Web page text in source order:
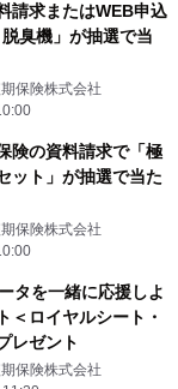
請求またはWEB申込
臭機」が抽選で当
保険株式会社
険の資料請求で「極
ット」が抽選で当た
保険株式会社
タを一緒に応援しよ
＜ロイヤルシート・
レゼント
保険株式会社